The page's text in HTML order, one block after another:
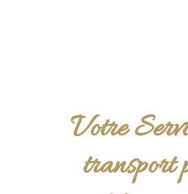
Votre
transport